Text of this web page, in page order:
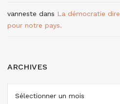
vanneste dans La démocratie
pour notre pays.
ARCHIVES
ARCHIVES